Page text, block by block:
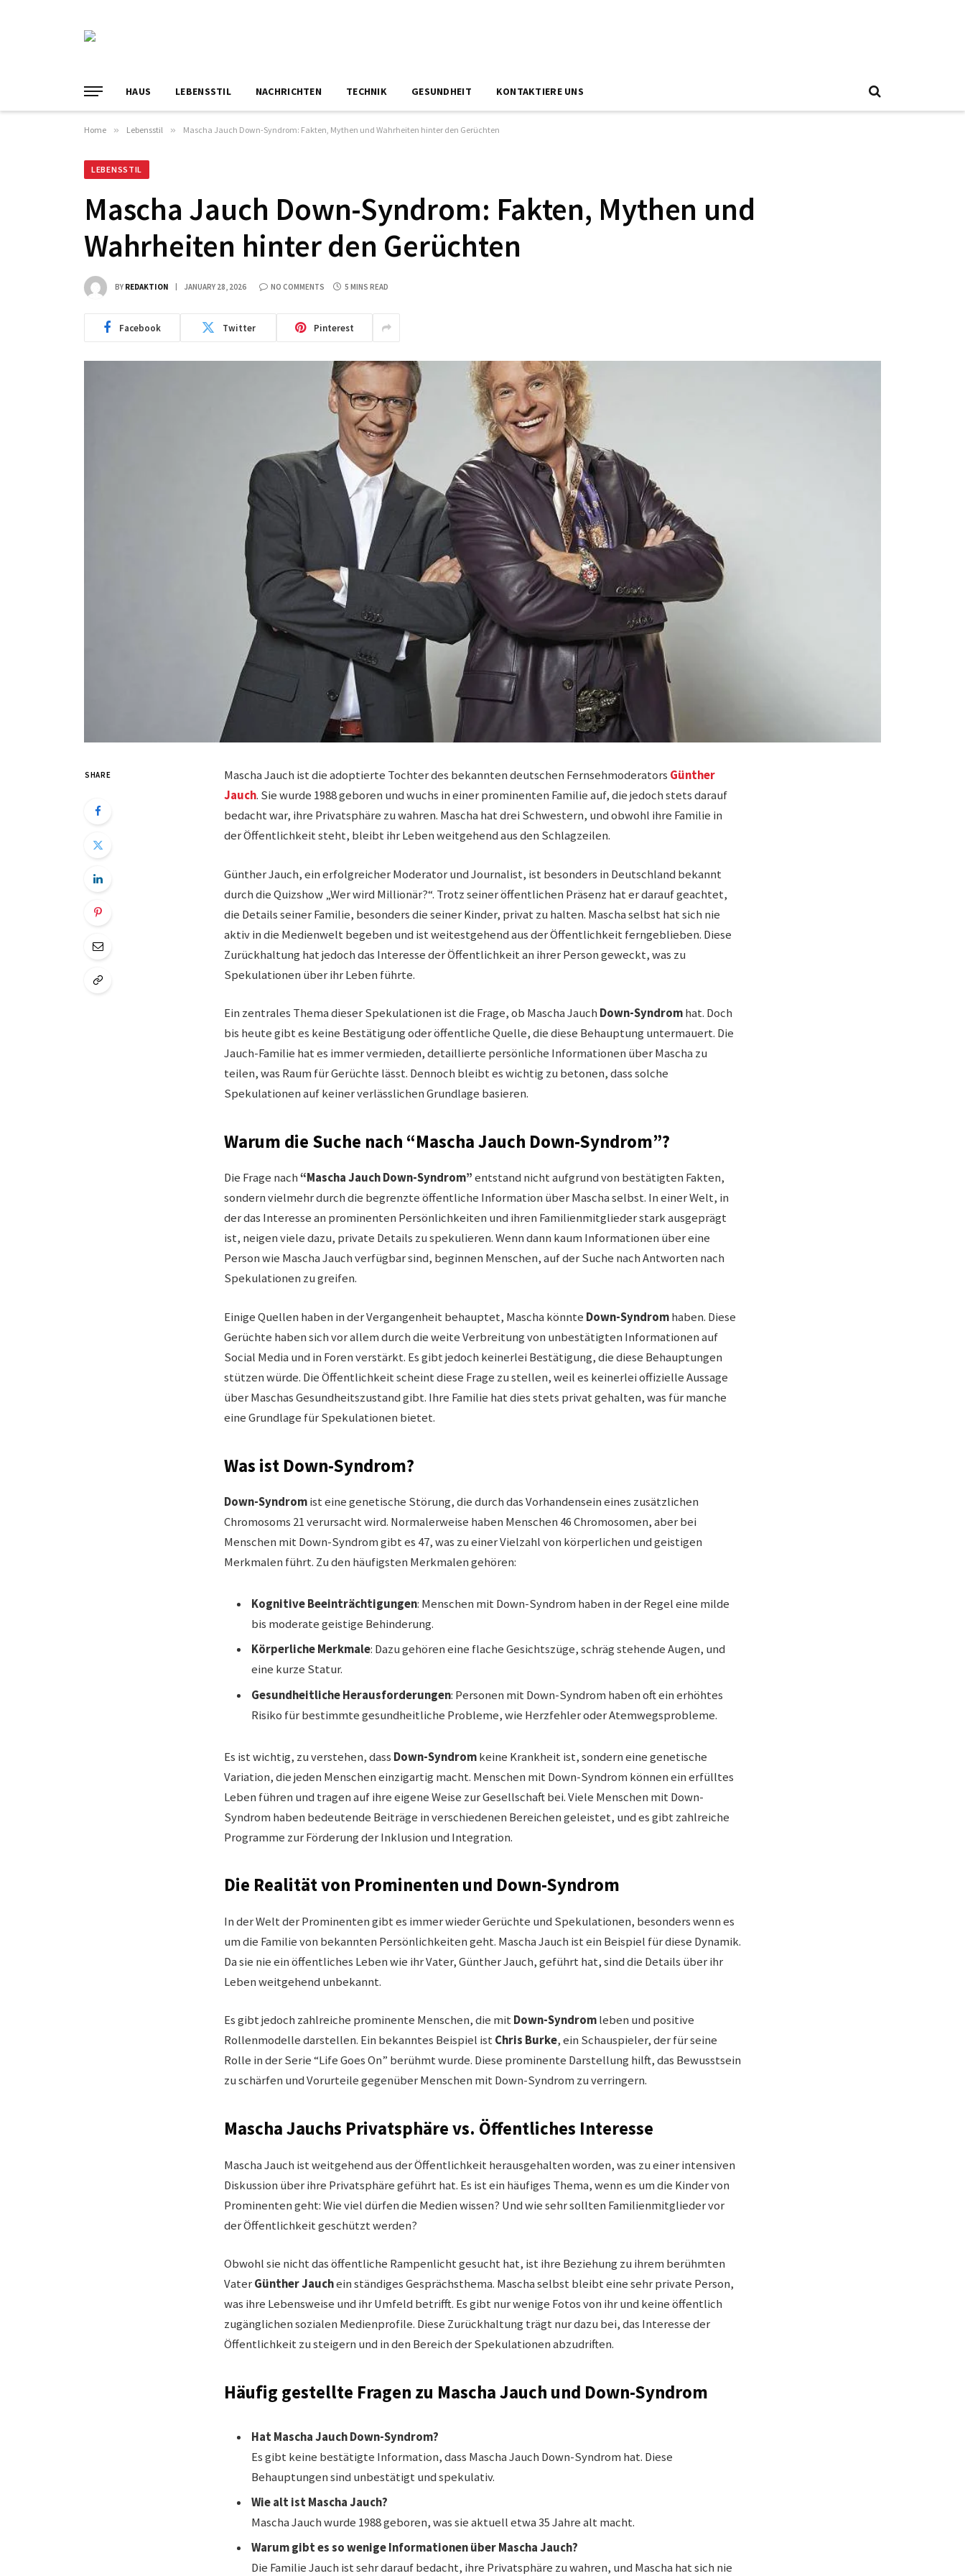
HAUS LEBENSSTIL NACHRICHTEN TECHNIK GESUNDHEIT KONTAKTIERE UNS
Home » Lebensstil » Mascha Jauch Down-Syndrom: Fakten, Mythen und Wahrheiten hinter den Gerüchten
LEBENSSTIL
Mascha Jauch Down-Syndrom: Fakten, Mythen und
Wahrheiten hinter den Gerüchten
BY REDAKTION JANUARY 28, 2026 NO COMMENTS 5 MINS READ
Facebook Twitter Pinterest
SHARE Mascha Jauch ist die adoptierte Tochter des bekannten deutschen Fernsehmoderators Günther
Jauch. Sie wurde 1988 geboren und wuchs in einer prominenten Familie auf, die jedoch stets darauf
bedacht war, ihre Privatsphäre zu wahren. Mascha hat drei Schwestern, und obwohl ihre Familie in
der Öffentlichkeit steht, bleibt ihr Leben weitgehend aus den Schlagzeilen.
Günther Jauch, ein erfolgreicher Moderator und Journalist, ist besonders in Deutschland bekannt
durch die Quizshow „Wer wird Millionär?“. Trotz seiner öffentlichen Präsenz hat er darauf geachtet,
die Details seiner Familie, besonders die seiner Kinder, privat zu halten. Mascha selbst hat sich nie
aktiv in die Medienwelt begeben und ist weitestgehend aus der Öffentlichkeit ferngeblieben. Diese
Zurückhaltung hat jedoch das Interesse der Öffentlichkeit an ihrer Person geweckt, was zu
Spekulationen über ihr Leben führte.
Ein zentrales Thema dieser Spekulationen ist die Frage, ob Mascha Jauch Down-Syndromhat. Doch
bis heute gibt es keine Bestätigung oder öffentliche Quelle, die diese Behauptung untermauert. Die
Jauch-Familie hat es immer vermieden, detaillierte persönliche Informationen über Mascha zu
teilen, was Raum für Gerüchte lässt. Dennoch bleibt es wichtig zu betonen, dass solche
Spekulationen auf keiner verlässlichen Grundlage basieren.
Warum die Suche nach “Mascha Jauch Down-Syndrom”?
Die Frage nach“Mascha Jauch Down-Syndrom”entstand nicht aufgrund von bestätigten Fakten,
sondern vielmehr durch die begrenzte öffentliche Information über Mascha selbst. In einer Welt, in
der das Interesse an prominenten Persönlichkeiten und ihren Familienmitglieder stark ausgeprägt
ist, neigen viele dazu, private Details zu spekulieren. Wenn dann kaum Informationen über eine
Person wie Mascha Jauch verfügbar sind, beginnen Menschen, auf der Suche nach Antworten nach
Spekulationen zu greifen.
Einige Quellen haben in der Vergangenheit behauptet, Mascha könnte Down-Syndromhaben. Diese
Gerüchte haben sich vor allem durch die weite Verbreitung von unbestätigten Informationen auf
Social Media und in Foren verstärkt. Es gibt jedoch keinerlei Bestätigung, die diese Behauptungen
stützen würde. Die Öffentlichkeit scheint diese Frage zu stellen, weil es keinerlei offizielle Aussage
über Maschas Gesundheitszustand gibt. Ihre Familie hat dies stets privat gehalten, was für manche
eine Grundlage für Spekulationen bietet.
Was ist Down-Syndrom?
Down-Syndromist eine genetische Störung, die durch das Vorhandensein eines zusätzlichen
Chromosoms 21 verursacht wird. Normalerweise haben Menschen 46 Chromosomen, aber bei
Menschen mit Down-Syndrom gibt es 47, was zu einer Vielzahl von körperlichen und geistigen
Merkmalen führt. Zu den häufigsten Merkmalen gehören:
Kognitive Beeinträchtigungen: Menschen mit Down-Syndrom haben in der Regel eine milde
bis moderate geistige Behinderung.
Körperliche Merkmale: Dazu gehören eine flache Gesichtszüge, schräg stehende Augen, und
eine kurze Statur.
Gesundheitliche Herausforderungen: Personen mit Down-Syndrom haben oft ein erhöhtes
Risiko für bestimmte gesundheitliche Probleme, wie Herzfehler oder Atemwegsprobleme.
Es ist wichtig, zu verstehen, dass Down-Syndromkeine Krankheit ist, sondern eine genetische
Variation, die jeden Menschen einzigartig macht. Menschen mit Down-Syndrom können ein erfülltes
Leben führen und tragen auf ihre eigene Weise zur Gesellschaft bei. Viele Menschen mit Down-
Syndrom haben bedeutende Beiträge in verschiedenen Bereichen geleistet, und es gibt zahlreiche
Programme zur Förderung der Inklusion und Integration.
Die Realität von Prominenten und Down-Syndrom
In der Welt der Prominenten gibt es immer wieder Gerüchte und Spekulationen, besonders wenn es
um die Familie von bekannten Persönlichkeiten geht. Mascha Jauch ist ein Beispiel für diese Dynamik.
Da sie nie ein öffentliches Leben wie ihr Vater, Günther Jauch, geführt hat, sind die Details über ihr
Leben weitgehend unbekannt.
Es gibt jedoch zahlreiche prominente Menschen, die mitDown-Syndromleben und positive
Rollenmodelle darstellen. Ein bekanntes Beispiel istChris Burke, ein Schauspieler, der für seine
Rolle in der Serie “Life Goes On” berühmt wurde. Diese prominente Darstellung hilft, das Bewusstsein
zu schärfen und Vorurteile gegenüber Menschen mit Down-Syndrom zu verringern.
Mascha Jauchs Privatsphäre vs. Öffentliches Interesse
Mascha Jauch ist weitgehend aus der Öffentlichkeit herausgehalten worden, was zu einer intensiven
Diskussion über ihre Privatsphäre geführt hat. Es ist ein häufiges Thema, wenn es um die Kinder von
Prominenten geht: Wie viel dürfen die Medien wissen? Und wie sehr sollten Familienmitglieder vor
der Öffentlichkeit geschützt werden?
Obwohl sie nicht das öffentliche Rampenlicht gesucht hat, ist ihre Beziehung zu ihrem berühmten
VaterGünther Jauchein ständiges Gesprächsthema. Mascha selbst bleibt eine sehr private Person,
was ihre Lebensweise und ihr Umfeld betrifft. Es gibt nur wenige Fotos von ihr und keine öffentlich
zugänglichen sozialen Medienprofile. Diese Zurückhaltung trägt nur dazu bei, das Interesse der
Öffentlichkeit zu steigern und in den Bereich der Spekulationen abzudriften.
Häufig gestellte Fragen zu Mascha Jauch und Down-Syndrom
Hat Mascha Jauch Down-Syndrom?
Es gibt keine bestätigte Information, dass Mascha Jauch Down-Syndrom hat. Diese
Behauptungen sind unbestätigt und spekulativ.
Wie alt ist Mascha Jauch?
Mascha Jauch wurde 1988 geboren, was sie aktuell etwa 35 Jahre alt macht.
Warum gibt es so wenige Informationen über Mascha Jauch?
Die Familie Jauch ist sehr darauf bedacht, ihre Privatsphäre zu wahren, und Mascha hat sich nie